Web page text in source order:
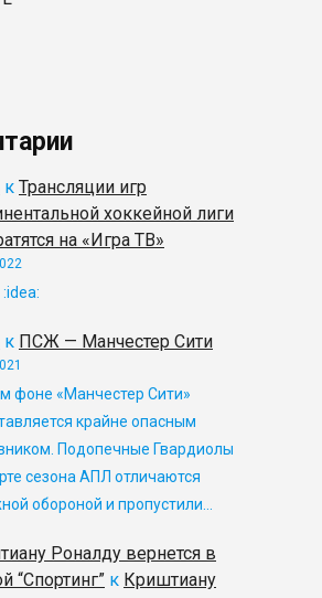
к Трансляции игр
хоккейной лиги
на «Игра ТВ»
:idea:
к ПСЖ — Манчестер Сити
фоне «Манчестер Сити»
крайне опасным
Подопечные Гвардиолы
сезона АПЛ отличаются
обороной и пропустили…
Роналду вернется в
“Спортинг” к Криштиану